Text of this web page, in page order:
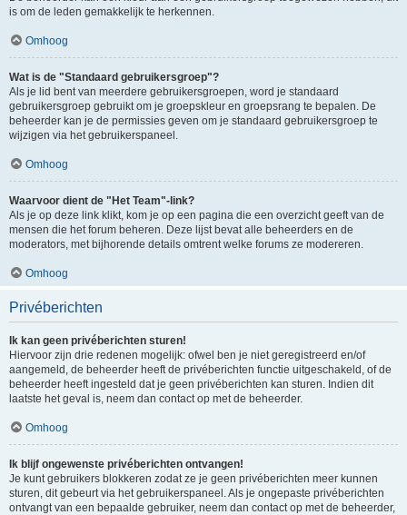
is om de leden gemakkelijk te herkennen.
Omhoog
Wat is de "Standaard gebruikersgroep"?
Als je lid bent van meerdere gebruikersgroepen, word je standaard
gebruikersgroep gebruikt om je groepskleur en groepsrang te bepalen. De
beheerder kan je de permissies geven om je standaard gebruikersgroep te
wijzigen via het gebruikerspaneel.
Omhoog
Waarvoor dient de "Het Team"-link?
Als je op deze link klikt, kom je op een pagina die een overzicht geeft van de
mensen die het forum beheren. Deze lijst bevat alle beheerders en de
moderators, met bijhorende details omtrent welke forums ze modereren.
Omhoog
Privéberichten
Ik kan geen privéberichten sturen!
Hiervoor zijn drie redenen mogelijk: ofwel ben je niet geregistreerd en/of
aangemeld, de beheerder heeft de privéberichten functie uitgeschakeld, of de
beheerder heeft ingesteld dat je geen privéberichten kan sturen. Indien dit
laatste het geval is, neem dan contact op met de beheerder.
Omhoog
Ik blijf ongewenste privéberichten ontvangen!
Je kunt gebruikers blokkeren zodat ze je geen privéberichten meer kunnen
sturen, dit gebeurt via het gebruikerspaneel. Als je ongepaste privéberichten
ontvangt van een bepaalde gebruiker, neem dan contact op met de beheerder,